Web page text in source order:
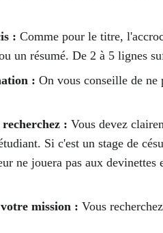
: Comme pour le titre,
un résumé. De 2 à 5 lignes
: On vous conseille de ne
recherchez : Vous devez
Si c'est un stage de
ne jouera pas aux
mission : Vous